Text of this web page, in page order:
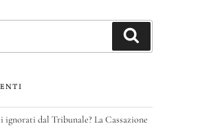
dal Tribunale? La Cassazione